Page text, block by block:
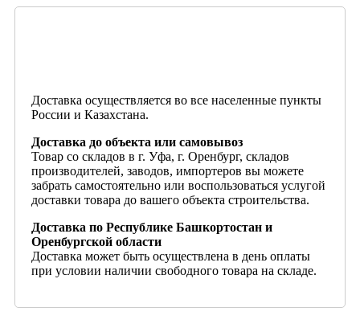
Доставка осуществляется во все населенные пункты
России и Казахстана.
Доставка до объекта или самовывоз
Товар со складов в г. Уфа, г. Оренбург, складов
производителей, заводов, импортеров вы можете
забрать самостоятельно или воспользоваться услугой
доставки товара до вашего объекта строительства.
Доставка по Республике Башкортостан и
Оренбургской области
Доставка может быть осуществлена в день оплаты
при условии наличии свободного товара на складе.